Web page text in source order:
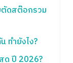
ตัดสต๊อกรวม
ทำยังไง?
ด ปี 2026?